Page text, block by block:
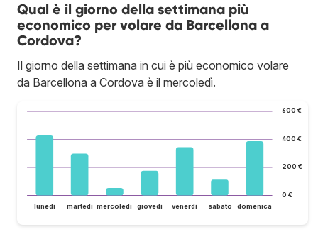
Qual è il giorno della settimana più
economico per volare da Barcellona a
Cordova?
Il giorno della settimana in cui è più economico volare
da Barcellona a Cordova è il mercoledì.
0 €
200 €
400 €
600 €
lunedì martedì mercoledì giovedì venerdì sabato domenica